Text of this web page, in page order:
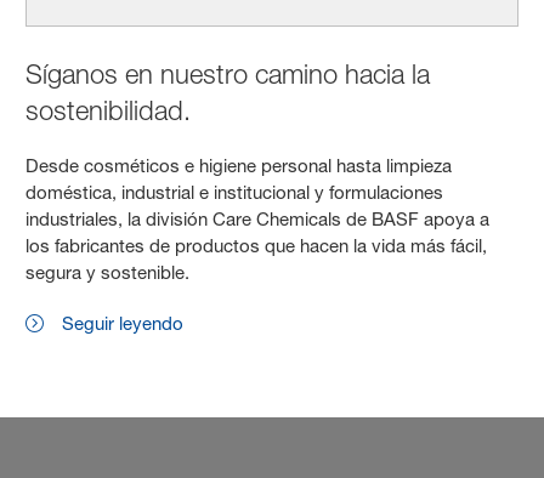
Síganos en nuestro camino hacia la
sostenibilidad.
Desde cosméticos e higiene personal hasta limpieza
doméstica, industrial e institucional y formulaciones
industriales, la división Care Chemicals de BASF apoya a
los fabricantes de productos que hacen la vida más fácil,
segura y sostenible.
Seguir leyendo